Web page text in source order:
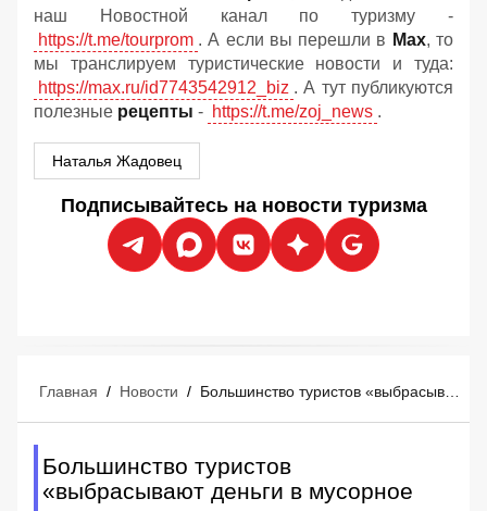
наш Новостной канал по туризму -
https://t.me/tourprom . А если вы перешли в Мах, то
мы транслируем туристические новости и туда:
https://max.ru/id7743542912_biz . А тут публикуются
полезные рецепты - https://t.me/zoj_news .
Наталья Жадовец
Подписывайтесь на новости туризма
Главная / Новости /
Большинство туристов
«выбрасывают деньги в мусорное